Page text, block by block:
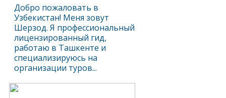
Добро пожаловать в
Узбекистан! Меня зовут
Шерзод. Я профессиональный
лицензированный гид,
работаю в Ташкенте и
специализируюсь на
организации туров...